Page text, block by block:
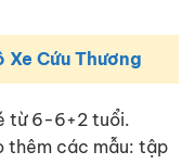
Xe Cứu Thương
từ 6-6+2 tuổi.
thêm các mẫu: tập